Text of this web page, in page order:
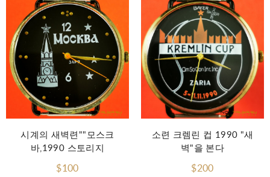
시계의 새벽련""모스크
바,1990 스토리지
$100
소련 크렘린 컵 1990 "새
벽"을 본다
$200